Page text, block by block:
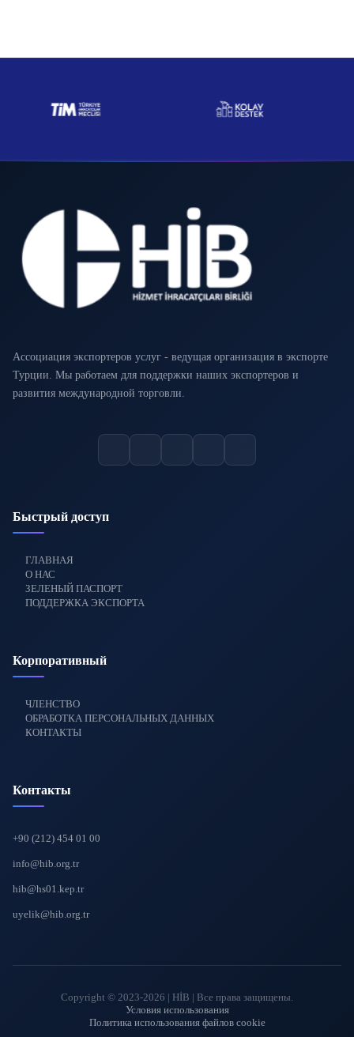
Ассоциация экспортеров услуг - ведущая организация в экспорте
Турции. Мы работаем для поддержки наших экспортеров и
развития международной торговли.
Быстрый доступ
ГЛАВНАЯ
О НАС
ЗЕЛЕНЫЙ ПАСПОРТ
ПОДДЕРЖКА ЭКСПОРТА
Корпоративный
ЧЛЕНСТВО
ОБРАБОТКА ПЕРСОНАЛЬНЫХ ДАННЫХ
КОНТАКТЫ
Контакты
+90 (212) 454 01 00
info@hib.org.tr
hib@hs01.kep.tr
uyelik@hib.org.tr
Copyright © 2023-2026 | HİB | Все права защищены.
Условия использования
Политика использования файлов cookie